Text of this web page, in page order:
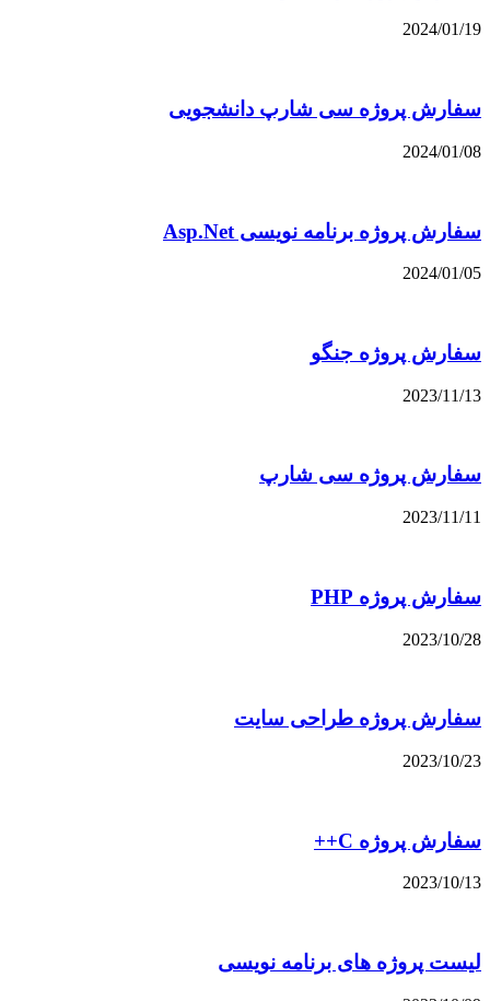
2024/01/19
سفارش پروژه سی شارپ دانشجویی
2024/01/08
سفارش پروژه برنامه نویسی Asp.Net
2024/01/05
سفارش پروژه جنگو
2023/11/13
سفارش پروژه سی شارپ
2023/11/11
سفارش پروژه PHP
2023/10/28
سفارش پروژه طراحی سایت
2023/10/23
سفارش پروژه C++
2023/10/13
لیست پروژه های برنامه نویسی